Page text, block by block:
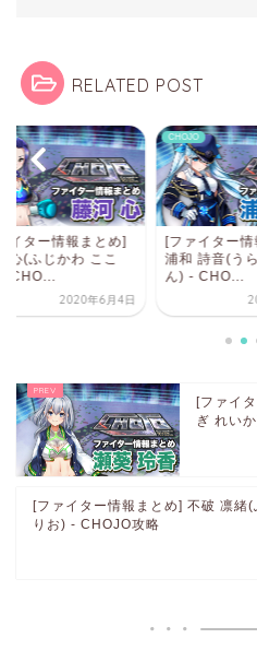
RELATED POST
イター情報まとめ]
心(ふじかわ ここ
CHO...
2020年6月4日
CHOJO
[ファイター
浦和 詩音(う
ん) - CHO...
[ファイ
ぎ れい
[ファイター情報まとめ] 不破 凛緒(
りお) - CHOJO攻略